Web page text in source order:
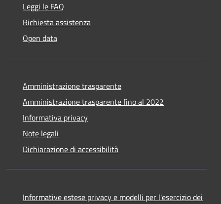
Leggi le FAQ
Richiesta assistenza
Open data
Amministrazione trasparente
Amministrazione trasparente fino al 2022
Informativa privacy
Note legali
Dichiarazione di accessibilità
Informative estese privacy e modelli per l'esercizio dei